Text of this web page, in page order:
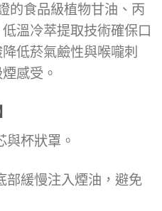
的食品級植物甘油、丙
溫冷萃提取技術確保口
低菸氣鹼性與喉嚨刺
感受。
與杯狀罩。
部緩慢注入煙油，避免